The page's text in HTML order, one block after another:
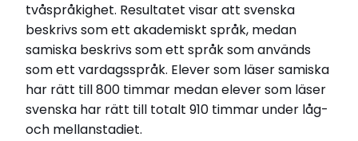
tvåspråkighet. Resultatet visar att svenska
beskrivs som ett akademiskt språk, medan
samiska beskrivs som ett språk som används
som ett vardagsspråk. Elever som läser samiska
har rätt till 800 timmar medan elever som läser
svenska har rätt till totalt 910 timmar under låg-
och mellanstadiet.